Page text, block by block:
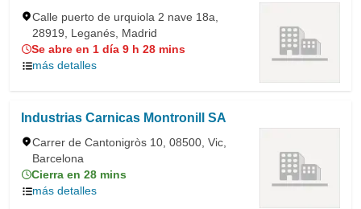
Calle puerto de urquiola 2 nave 18a,
28919, Leganés, Madrid
Se abre en 1 día 9 h 28 mins
más detalles
Industrias Carnicas Montronill SA
Carrer de Cantonigròs 10, 08500, Vic,
Barcelona
Cierra en 28 mins
más detalles